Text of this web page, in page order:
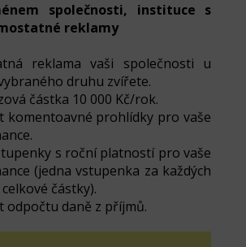
společnosti, instituce s
reklamy
reklama vaši společnosti u
druhu zvířete.
částka 10 000 Kč/rok.
komentoavné prohlídky pro vaše
s roční platností pro vaše
(jedna vstupenka za každých
celkové částky).
odpočtu daně z příjmů.